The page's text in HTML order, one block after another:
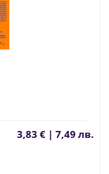
3,83 € | 7,49 лв.